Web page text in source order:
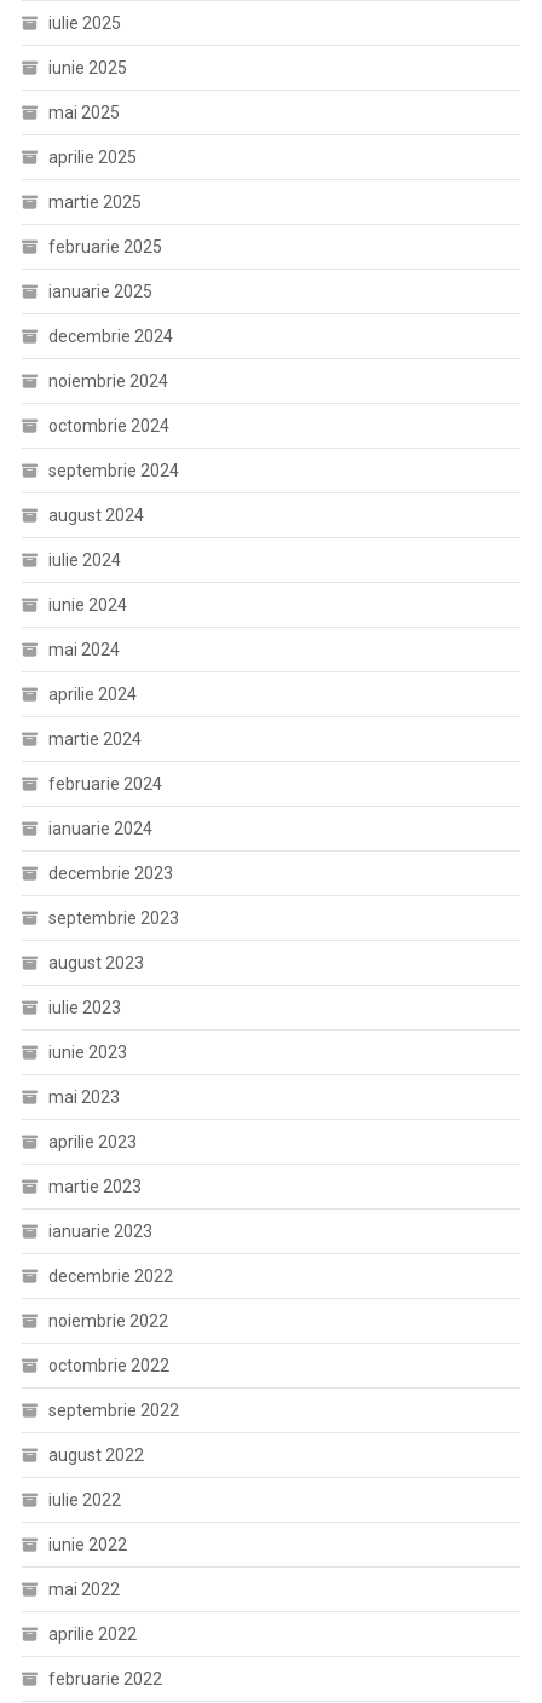
iulie 2025
iunie 2025
mai 2025
aprilie 2025
martie 2025
februarie 2025
ianuarie 2025
decembrie 2024
noiembrie 2024
octombrie 2024
septembrie 2024
august 2024
iulie 2024
iunie 2024
mai 2024
aprilie 2024
martie 2024
februarie 2024
ianuarie 2024
decembrie 2023
septembrie 2023
august 2023
iulie 2023
iunie 2023
mai 2023
aprilie 2023
martie 2023
ianuarie 2023
decembrie 2022
noiembrie 2022
octombrie 2022
septembrie 2022
august 2022
iulie 2022
iunie 2022
mai 2022
aprilie 2022
februarie 2022